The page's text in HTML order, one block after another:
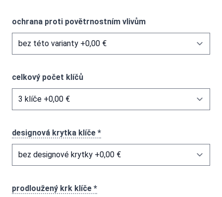
ochrana proti povětrnostním vlivům
celkový počet klíčů
designová krytka klíče *
prodloužený krk klíče *